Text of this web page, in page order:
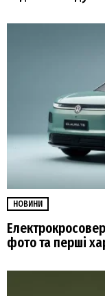
НОВИНИ
фото та перші